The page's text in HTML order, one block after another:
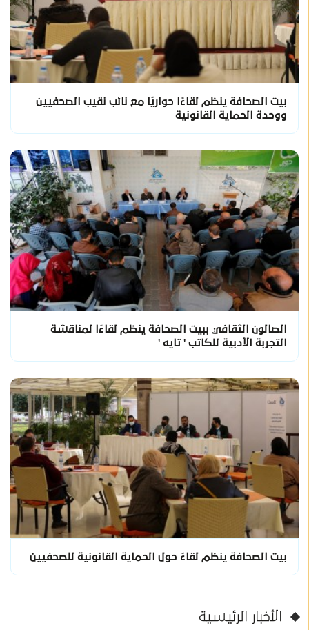
بيت الصحافة ينظم لقاءًا حواريًا مع نائب نقيب الصحفيين
ووحدة الحماية القانونية
الصالون الثقافي ببيت الصحافة ينظم لقاءًا لمناقشة
التجربة الأدبية للكاتب ' تايه '
بيت الصحافة ينظم لقاءً حول الحماية القانونية للصحفيين
الأخبار الرئيسية